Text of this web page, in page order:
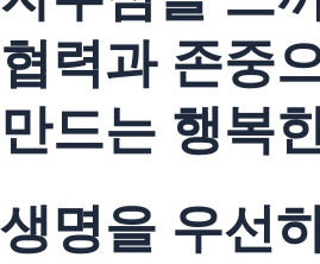
협력과 존중
만드는 행복
생명을 우선